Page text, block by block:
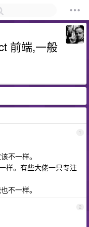
前端,一般
1
不一样。
样。有些大佬一只专注
不一样。
2